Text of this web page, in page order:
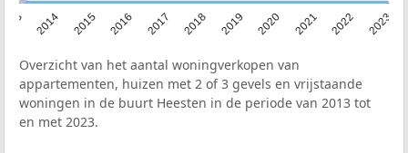
2014 2015 2016 2017 2018 2019 2020 2021 2022 2023
Overzicht van het aantal woningverkopen van
appartementen, huizen met 2 of 3 gevels en vrijstaande
woningen in de buurt Heesten in de periode van 2013 tot
en met 2023.